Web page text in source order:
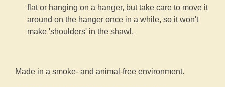
flat or hanging on a hanger, but take care to move it
around on the hanger once in a while, so it won't
make 'shoulders' in the shawl.
Made in a smoke- and animal-free environment.